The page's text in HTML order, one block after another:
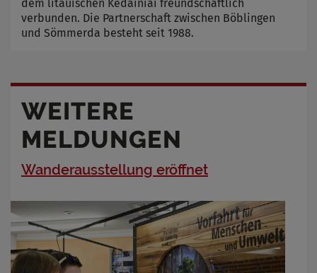
dem litauischen Kedainiai freundschaftlich
verbunden. Die Partnerschaft zwischen Böblingen
und Sömmerda besteht seit 1988.
WEITERE
MELDUNGEN
Wanderausstellung eröffnet